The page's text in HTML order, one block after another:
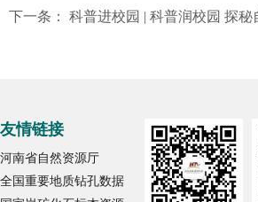
下一条： 科普进校园 | 科普润校园 探
友情链接
河南省自然资源厅
全国重要地质钻孔数据